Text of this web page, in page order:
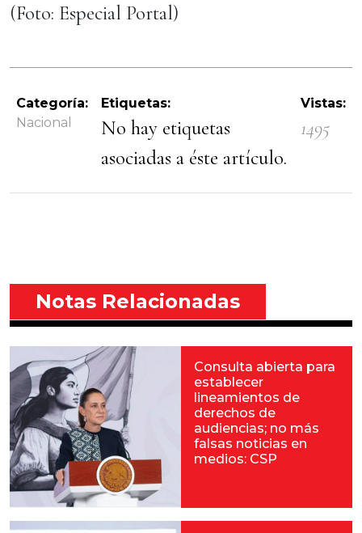
(Foto: Especial Portal)
Categoría:
Nacional
Etiquetas:
No hay etiquetas
asociadas a éste artículo.
Vistas:
1495
Notas Relacionadas
Consulta abierta para
establecer
lineamientos de
derechos de
audiencias; no más
falsas noticias en
medios: CSP